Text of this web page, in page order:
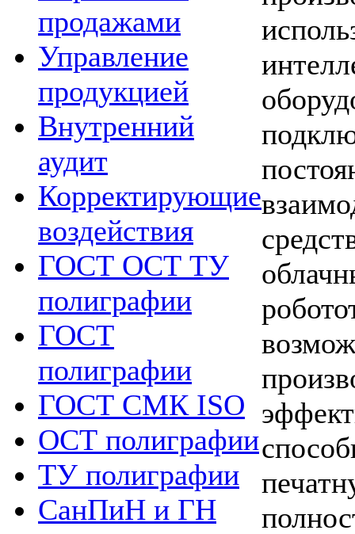
продажами
Управление
продукцией
Внутренний
аудит
Корректирующие
воздействия
ГОСТ ОСТ ТУ
полиграфии
ГОСТ
полиграфии
ГОСТ СМК ISO
ОСТ полиграфии
ТУ полиграфии
СанПиН и ГН